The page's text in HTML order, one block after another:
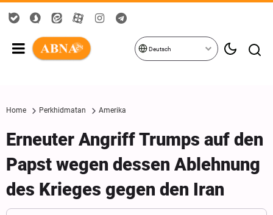
Deutsch
Home Perkhidmatan Amerika
Erneuter Angriff Trumps auf den
Papst wegen dessen Ablehnung
des Krieges gegen den Iran